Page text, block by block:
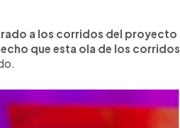
a los corridos del proyecto
que esta ola de los corridos